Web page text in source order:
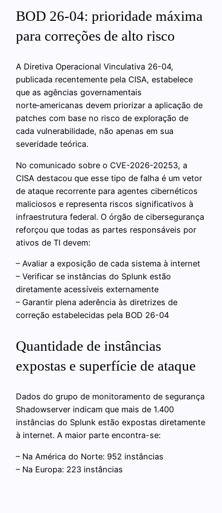
BOD 26-04: prioridade máxima
para correções de alto risco
A Diretiva Operacional Vinculativa 26-04,
publicada recentemente pela CISA, estabelece
que as agências governamentais
norte‑americanas devem priorizar a aplicação de
patches com base no risco de exploração de
cada vulnerabilidade, não apenas em sua
severidade teórica.
No comunicado sobre o CVE-2026-20253, a
CISA destacou que esse tipo de falha é um vetor
de ataque recorrente para agentes cibernéticos
maliciosos e representa riscos significativos à
infraestrutura federal. O órgão de cibersegurança
reforçou que todas as partes responsáveis por
ativos de TI devem:
– Avaliar a exposição de cada sistema à internet
– Verificar se instâncias do Splunk estão
diretamente acessíveis externamente
– Garantir plena aderência às diretrizes de
correção estabelecidas pela BOD 26-04
Quantidade de instâncias
expostas e superfície de ataque
Dados do grupo de monitoramento de segurança
Shadowserver indicam que mais de 1.400
instâncias do Splunk estão expostas diretamente
à internet. A maior parte encontra-se:
– Na América do Norte: 952 instâncias
– Na Europa: 223 instâncias